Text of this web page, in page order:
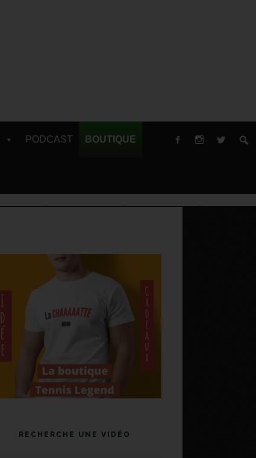
PODCAST BOUTIQUE
RECHERCHE UNE VIDÉO